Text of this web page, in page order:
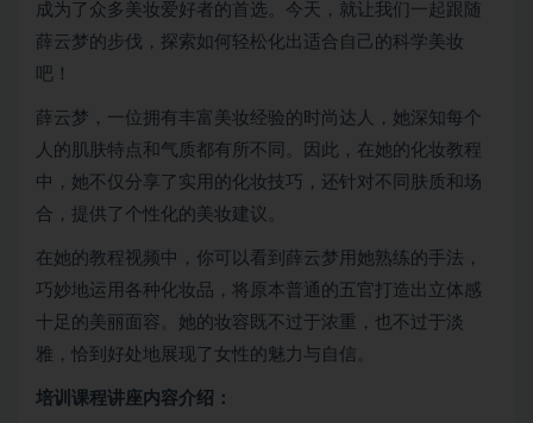
成为了众多美妆爱好者的首选。今天，就让我们一起跟随
薛云梦的步伐，探索如何轻松化出适合自己的科学美妆
吧！
薛云梦，一位拥有丰富美妆经验的时尚达人，她深知每个
人的肌肤特点和气质都有所不同。因此，在她的化妆教程
中，她不仅分享了实用的化妆技巧，还针对不同肤质和场
合，提供了个性化的美妆建议。
在她的教程视频中，你可以看到薛云梦用她熟练的手法，
巧妙地运用各种化妆品，将原本普通的五官打造出立体感
十足的美丽面容。她的妆容既不过于浓重，也不过于淡
雅，恰到好处地展现了女性的魅力与自信。
培训课程讲座内容介绍：